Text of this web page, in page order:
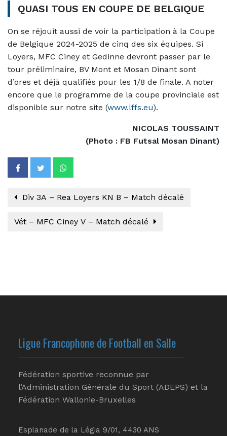
QUASI TOUS EN COUPE DE BELGIQUE
On se réjouit aussi de voir la participation à la Coupe
de Belgique 2024-2025 de cinq des six équipes. Si
Loyers, MFC Ciney et Gedinne devront passer par le
tour préliminaire, BV Mont et Mosan Dinant sont
d’ores et déjà qualifiés pour les 1/8 de finale. A noter
encore que le programme de la coupe provinciale est
disponible sur notre site (www.lffs.eu).
NICOLAS TOUSSAINT
(Photo : FB Futsal Mosan Dinant)
Div 3A – Rea Loyers KN B – Match décalé
Vét – MFC Ciney V – Match décalé
Ligue Francophone de Football en Salle
Fédération sportive reconnue par
l’Administration Générale du Sport (ADEPS) et la
Fédération Wallonie-Bruxelles
Esplanade de la Légia 9/01, 4430 ANS